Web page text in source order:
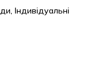
, Індивідуальні